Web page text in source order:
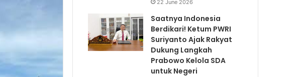
22 June 2026
Saatnya Indonesia
Berdikari! Ketum PWRI
Suriyanto Ajak Rakyat
Dukung Langkah
Prabowo Kelola SDA
untuk Negeri